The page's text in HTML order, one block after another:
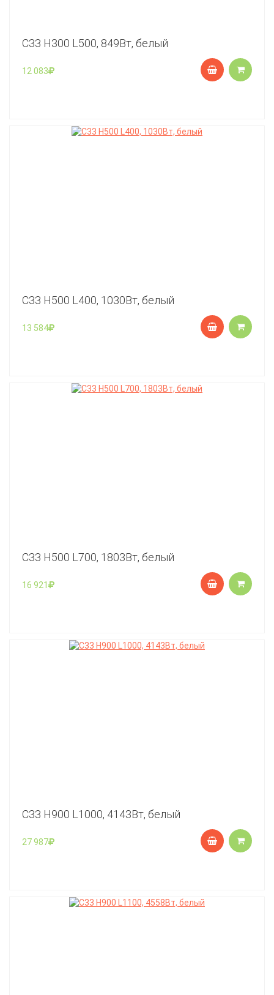
C33 Н300 L500, 849Вт, белый
12 083
C33 Н500 L400, 1030Вт, белый
13 584
C33 Н500 L700, 1803Вт, белый
16 921
C33 Н900 L1000, 4143Вт, белый
27 987